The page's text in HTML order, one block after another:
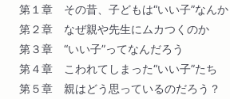
第１章 その昔、子どもは“いい子”なん
第２章 なぜ親や先生にムカつくのか
第３章 “いい子”ってなんだろう
第４章 こわれてしまった“いい子”たち
第５章 親はどう思っているのだろう？